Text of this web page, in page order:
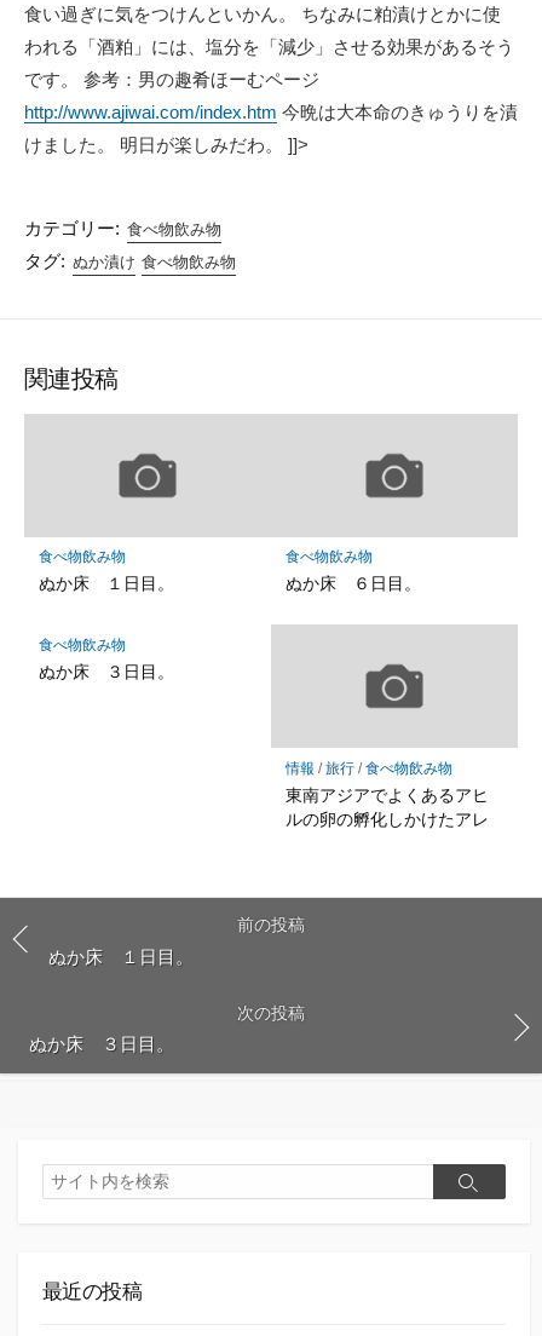
食い過ぎに気をつけんといかん。 ちなみに粕漬けとかに使
われる「酒粕」には、塩分を「減少」させる効果があるそう
です。 参考：男の趣肴ほーむページ
http://www.ajiwai.com/index.htm 今晩は大本命のきゅうりを漬
けました。 明日が楽しみだわ。 ]]>
カテゴリー: 食べ物飲み物
タグ: ぬか漬け 食べ物飲み物
関連投稿
食べ物飲み物
ぬか床 １日目。
食べ物飲み物
ぬか床 ６日目。
食べ物飲み物
ぬか床 ３日目。
情報 /旅行/食べ物飲み物
東南アジアでよくあるアヒ
ルの卵の孵化しかけたアレ
前の投稿
ぬか床 １日目。
次の投稿
ぬか床 ３日目。
検
索
検
最近の投稿